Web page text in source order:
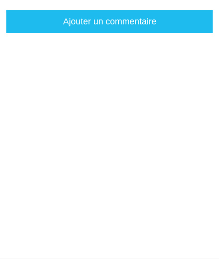
Ajouter un commentaire